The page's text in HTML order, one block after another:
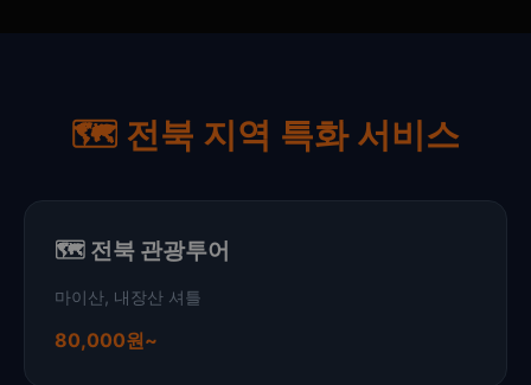
🗺️ 전북 지역 특화 서비스
🗺️ 전북 관광투어
마이산, 내장산 셔틀
80,000원~